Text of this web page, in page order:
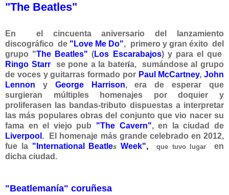
"The Beatles"
En el cincuenta aniversario del lanzamiento
discográfico de "Love Me Do", primero y gran éxito del
grupo "The Beatles" (Los Escarabajos) y para el que
Ringo Starrse pone a la batería, sumándose al grupo
de voces y guitarras formado por Paul McCartney, John
Lennon y George Harrison,era de esperar que
surgieran múltiples homenajes por doquier y
proliferasen las bandas-tributo dispuestas a interpretar
las más populares obras del conjunto que vio nacer su
fama en el viejo pub "The Cavern", en la ciudad de
Liverpool . El homenaje más grande celebrado en 2012,
fue la "International Beatles Week", que tuvo lugar
en
dicha ciudad.
"Beatlemanía" coruñesa